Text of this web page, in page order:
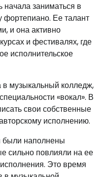
начала заниматься в
фортепиано. Ее талант
и она активно
и фестивалях, где
исполнительское
в музыкальный колледж,
«вокал». В
свои собственные
исполнению.
были наполнены
сильно повлияли на ее
Это время